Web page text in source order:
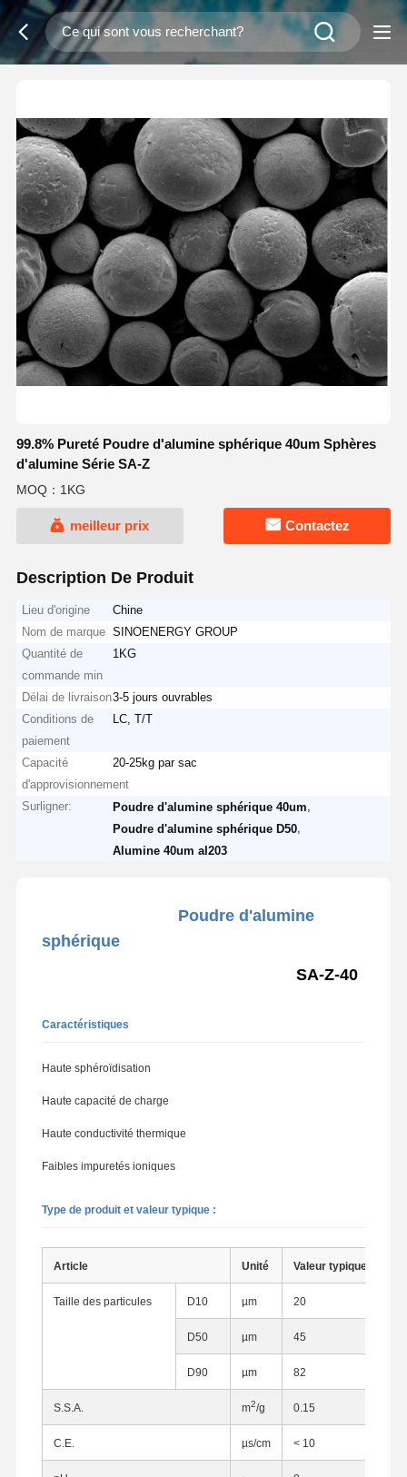
99.8% Pureté Poudre d'alumine sphérique 40um Sphères
d'alumine Série SA-Z
MOQ：1KG
meilleur prix Contactez
Description De Produit
Lieu d'origine
Chine
Nom de marque SINOENERGY GROUP
Quantité de
commande min
1KG
Délai de livraison3-5 jours ouvrables
Conditions de
paiement
LC, T/T
Capacité
d'approvisionnement
20-25kg par sac
Surligner: Poudre d'alumine sphérique 40um
Poudre d'alumine sphérique D50
Alumine 40um al203
Poudre d'alumine
sphérique
SA-Z-40
Caractéristiques
Haute sphéroïdisation
Haute capacité de charge
Haute conductivité thermique
Faibles impuretés ioniques
Type de produit et valeur typique :
Article Unité Valeur typique
Taille des particules D10 µm 20
D50 µm 45
D90 µm 82
S.S.A. m2/g 0.15
C.E. µs/cm < 10